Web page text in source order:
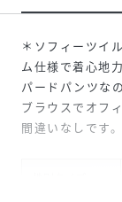
＊ソフィーツイ
ム仕様で着心地
パードパンツな
ブラウスでオフ
間違いなしです